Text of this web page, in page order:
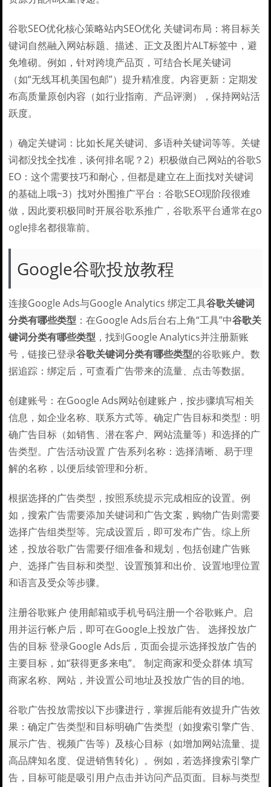
谷歌SEO优化核心策略站内SEO优化 关键词布局：将目标关
键词自然融入网站标题、描述、正文及图片ALT标签中，避
免堆砌。例如，针对跨境产品页，可结合长尾关键词
（如“无线耳机美国包邮”）提升精准度。内容更新：定期发
布高质量原创内容（如行业指南、产品评测），保持网站活
跃度。
）确定关键词：比如长尾关键词、多语种关键词等等。关键
词都没找全找准，谈何排名呢？2）积极做自己网站的谷歌S
EO：这个需要技巧和耐心，但都是建立在上面找对关键词
的基础上哦~3）找对外围推广平台：谷歌SEO现阶段很难
做，因此要积极同时开展谷歌系推广，谷歌系平台通常在go
ogle排名都很靠前。
Google谷歌投放教程
连接Google Ads与Google Analytics 绑定工具谷歌关键词
分类有哪些类型 ：在Google Ads后台右上角“工具”中谷歌关
键词分类有哪些类型 ，找到Google Analytics并注册新账
号，链接已登录谷歌关键词分类有哪些类型的谷歌账户。数
据追踪：绑定后，可查看广告带来的流量、点击等数据。
创建账号：在Google Ads网站创建账户，按步骤填写相关
信息，如企业名称、联系方式等。确定广告目标和类型：明
确广告目标（如销售、潜在客户、网站流量等）和选择的广
告类型。广告活动设置 广告系列名称：选择清晰、易于理
解的名称，以便后续管理和分析。
根据选择的广告类型，按照系统提示完成相应的设置。例
如，搜索广告需要添加关键词和广告文案，购物广告则需要
选择广告组类型等。完成设置后，即可发布广告。综上所
述，投放谷歌广告需要仔细准备和规划，包括创建广告账
户、选择广告目标和类型、设置预算和出价、设置地理位置
和语言及受众等步骤。
注册谷歌账户 使用邮箱或手机号码注册一个谷歌账户。启
用并运行帐户后，即可在Google上投放广告。 选择投放广
告的目标 登录Google Ads后，页面会提示选择投放广告的
主要目标，如“获得更多来电”。 制定商家和受众群体 填写
商家名称、网站，并设置公司地址及投放广告的目的地。
谷歌广告投放需按以下步骤进行，掌握后能有效提升广告效
果：确定广告类型和目标明确广告类型（如搜索引擎广告、
展示广告、视频广告等）及核心目标（如增加网站流量、提
高品牌知名度、促进销售转化）。例如，若选择搜索引擎广
告，目标可能是吸引用户点击并访问产品页面。目标与类型